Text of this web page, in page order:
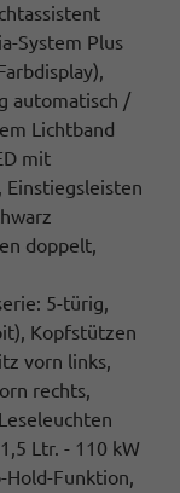
System Plus
automatisch /
Lichtband
mit
Einstiegsleisten
doppelt,
5-türig,
Kopfstützen
vorn links,
rechts,
Ltr. - 110 kW
Funktion,